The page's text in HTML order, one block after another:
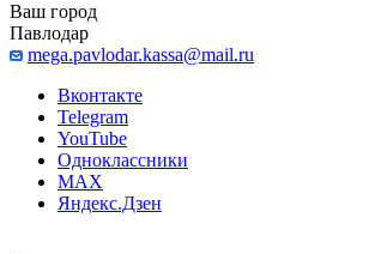
Ваш город
Павлодар
mega.pavlodar.kassa@mail.ru
Вконтакте
Telegram
YouTube
Одноклассники
MAX
Яндекс.Дзен